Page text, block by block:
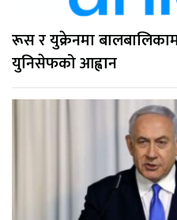
रूस र युक्रेनमा
युनिसेफको आह्वान